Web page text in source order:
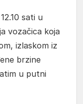
sati u
vozačica koja
izlaskom iz
brzine
u putni